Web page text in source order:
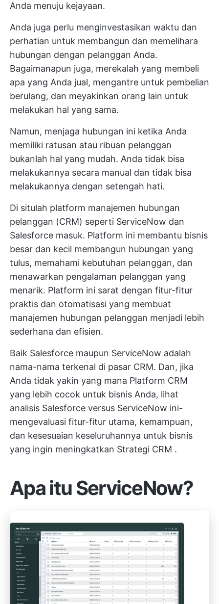
Anda menuju kejayaan.
Anda juga perlu menginvestasikan waktu dan
perhatian untuk membangun dan memelihara
hubungan dengan pelanggan Anda.
Bagaimanapun juga, merekalah yang membeli
apa yang Anda jual, mengantre untuk pembelian
berulang, dan meyakinkan orang lain untuk
melakukan hal yang sama.
Namun, menjaga hubungan ini ketika Anda
memiliki ratusan atau ribuan pelanggan
bukanlah hal yang mudah. Anda tidak bisa
melakukannya secara manual dan tidak bisa
melakukannya dengan setengah hati.
Di situlah platform manajemen hubungan
pelanggan (CRM) seperti ServiceNow dan
Salesforce masuk. Platform ini membantu bisnis
besar dan kecil membangun hubungan yang
tulus, memahami kebutuhan pelanggan, dan
menawarkan pengalaman pelanggan yang
menarik. Platform ini sarat dengan fitur-fitur
praktis dan otomatisasi yang membuat
manajemen hubungan pelanggan menjadi lebih
sederhana dan efisien.
Baik Salesforce maupun ServiceNow adalah
nama-nama terkenal di pasar CRM. Dan, jika
Anda tidak yakin yang mana Platform CRM
yang lebih cocok untuk bisnis Anda, lihat
analisis Salesforce versus ServiceNow ini-
mengevaluasi fitur-fitur utama, kemampuan,
dan kesesuaian keseluruhannya untuk bisnis
yang ingin meningkatkan Strategi CRM .
Apa itu ServiceNow?